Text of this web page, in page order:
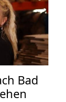
Bad